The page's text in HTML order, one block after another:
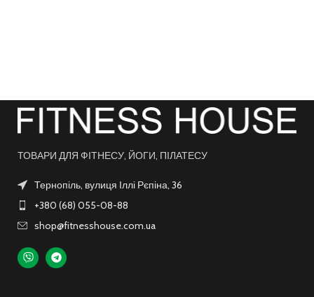
ТОВАРИ ДЛЯ ФІТНЕСУ, ЙОГИ, ПІЛАТЕСУ
Тернопіль, вулиця Іллі Рєпіна, 36
+380 (68) 055-08-88
shop@fitnesshouse.com.ua